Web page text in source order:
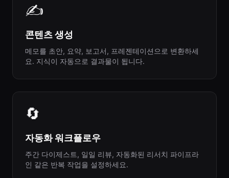
✍️
콘텐츠 생성
메모를 초안, 요약, 보고서, 프레젠테이션으로 변환하세
요. 지식이 자동으로 결과물이 됩니다.
🔄
자동화 워크플로우
주간 다이제스트, 일일 리뷰, 자동화된 리서치 파이프라
인 같은 반복 작업을 설정하세요.